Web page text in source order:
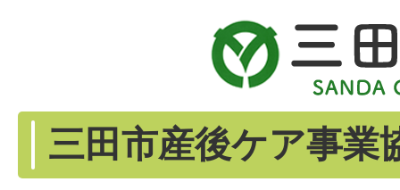
三田市産後ケア事業